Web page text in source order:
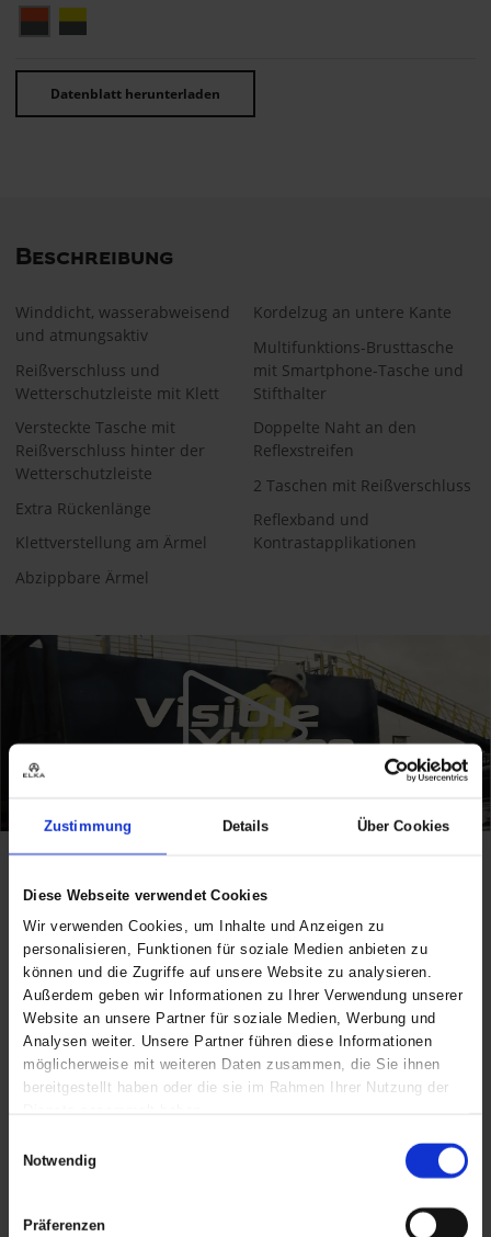
Zustimmung Details Über Cookies
Diese Webseite verwendet Cookies
Wir verwenden Cookies, um Inhalte und Anzeigen zu
personalisieren, Funktionen für soziale Medien anbieten zu
können und die Zugriffe auf unsere Website zu analysieren.
Außerdem geben wir Informationen zu Ihrer Verwendung unserer
Website an unsere Partner für soziale Medien, Werbung und
Analysen weiter. Unsere Partner führen diese Informationen
möglicherweise mit weiteren Daten zusammen, die Sie ihnen
bereitgestellt haben oder die sie im Rahmen Ihrer Nutzung der
Notwendig
Präferenzen
Datenblatt herunterladen
Beschreibung
Winddicht, wasserabweisend
und atmungsaktiv
Reißverschluss und
Wetterschutzleiste mit Klett
Versteckte Tasche mit
Reißverschluss hinter der
Wetterschutzleiste
Extra Rückenlänge
Klettverstellung am Ärmel
Abzippbare Ärmel
Kordelzug an untere Kante
Multifunktions-Brusttasche
mit Smartphone-Tasche und
Stifthalter
Doppelte Naht an den
Reflexstreifen
2 Taschen mit Reißverschluss
Reflexband und
Kontrastapplikationen​
Spezifikationen
Funktionen
Abnehmbare
Ärmel
Industrie
Facility
Management,
Industrie &
Petrochemie,
Handwerk &
Bau, Strasse
Dienstleistung
& Kommunen